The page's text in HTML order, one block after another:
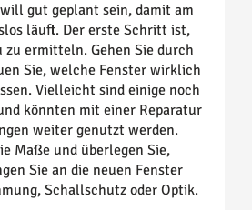
gut geplant sein, damit am
läuft. Der erste Schritt ist,
zu ermitteln. Gehen Sie durch
Sie, welche Fenster wirklich
Vielleicht sind einige noch
könnten mit einer Reparatur
weiter genutzt werden.
Maße und überlegen Sie,
Sie an die neuen Fenster
Schallschutz oder Optik.